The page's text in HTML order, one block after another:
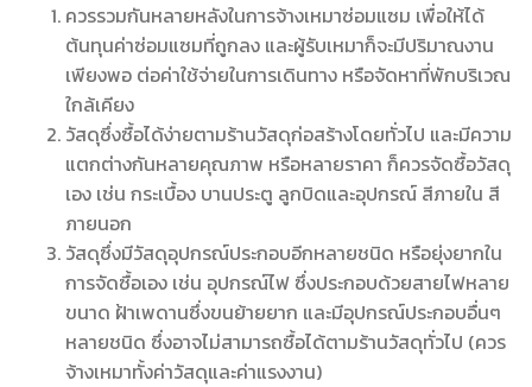
ควรรวมกันหลายหลังในการจ้างเหมาซ่อมแซม เพื่อให้ได้
ต้นทุนค่าซ่อมแซมที่ถูกลง และผู้รับเหมาก็จะมีปริมาณงาน
เพียงพอ ต่อค่าใช้จ่ายในการเดินทาง หรือจัดหาที่พักบริเวณ
ใกล้เคียง
วัสดุซึ่งซื้อได้ง่ายตามร้านวัสดุก่อสร้างโดยทั่วไป และมีความ
แตกต่างกันหลายคุณภาพ หรือหลายราคา ก็ควรจัดซื้อวัสดุ
เอง เช่น กระเบื้อง บานประตู ลูกบิดและอุปกรณ์ สีภายใน สี
ภายนอก
วัสดุซึ่งมีวัสดุอุปกรณ์ประกอบอีกหลายชนิด หรือยุ่งยากใน
การจัดซื้อเอง เช่น อุปกรณ์ไฟ ซึ่งประกอบด้วยสายไฟหลาย
ขนาด ฝ้าเพดานซึ่งขนย้ายยาก และมีอุปกรณ์ประกอบอื่นๆ
หลายชนิด ซึ่งอาจไม่สามารถซื้อได้ตามร้านวัสดุทั่วไป (ควร
จ้างเหมาทั้งค่าวัสดุและค่าแรงงาน)